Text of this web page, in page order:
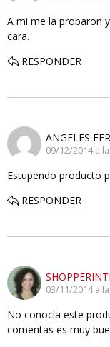
A mi me la probaron
cara.
RESPONDER
ANGELES
09/12/2014 a
Estupendo producto
RESPONDER
03/11/2014 a
No conocía este
comentas es muy